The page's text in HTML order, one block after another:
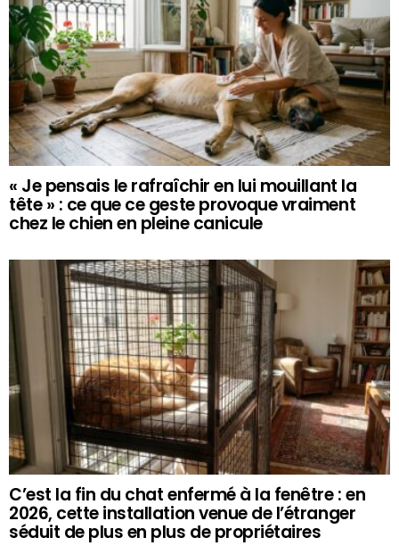
« Je pensais le rafraîchir en lui mouillant la
tête » : ce que ce geste provoque vraiment
chez le chien en pleine canicule
C’est la fin du chat enfermé à la fenêtre : en
2026, cette installation venue de l’étranger
séduit de plus en plus de propriétaires